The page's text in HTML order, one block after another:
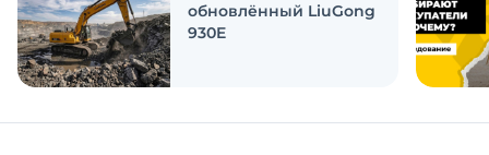
обновлённый LiuGong
930E